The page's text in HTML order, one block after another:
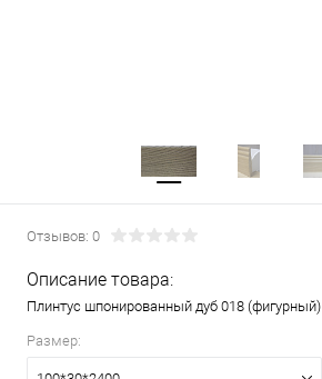
Отзывов: 0
Описание товара:
Плинтус шпонированный дуб 018 (фигурный)
Размер: